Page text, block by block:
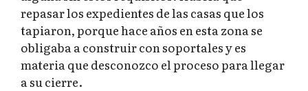
repasar los expedientes de las casas que los
tapiaron, porque hace años en esta zona se
obligaba a construir con soportales y es
materia que desconozco el proceso para llegar
a su cierre.